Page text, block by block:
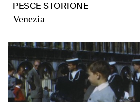
PESCE STORIONE
Venezia